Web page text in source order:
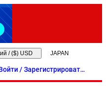
/ ($) USD
/ Зарегистрировать